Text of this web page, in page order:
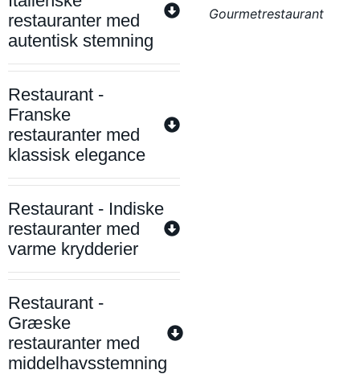
restauranter med
autentisk stemning
Restaurant -
Franske
restauranter med
klassisk elegance
Restaurant - Indiske
restauranter med
varme krydderier
Restaurant -
Græske
restauranter med
middelhavsstemning
Gourmetrestaurant